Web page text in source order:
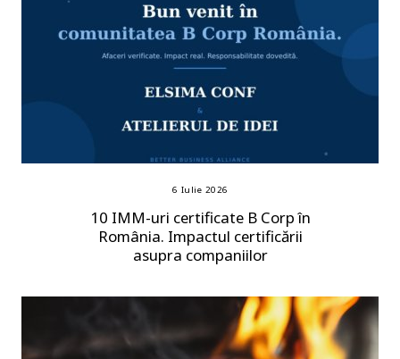
6 Iulie 2026
10 IMM-uri certificate B Corp în
România. Impactul certificării
asupra companiilor